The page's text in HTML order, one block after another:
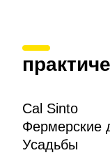
Cal Sinto
Фермерские
Усадьбы